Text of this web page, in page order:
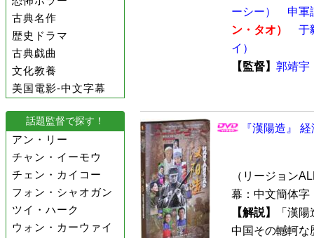
古典名作
歴史ドラマ
古典戯曲
文化教養
美国電影-中文字幕
話題監督で探す！
アン・リー
チャン・イーモウ
チェン・カイコー
フォン・シャオガン
ツイ・ハーク
ウォン・カーウァイ
ーシー）
申軍
ン・タオ）
于
イ）
【監督】 郭靖宇
『漢陽造』
（リージョン
幕：中文簡体字
【解説】
「漢
中国その轗軻な